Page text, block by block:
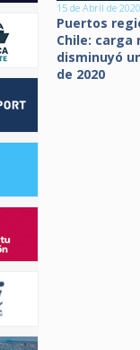
15 de Abril de 2020
Puertos
Chile: carga
disminuyó
de 2020